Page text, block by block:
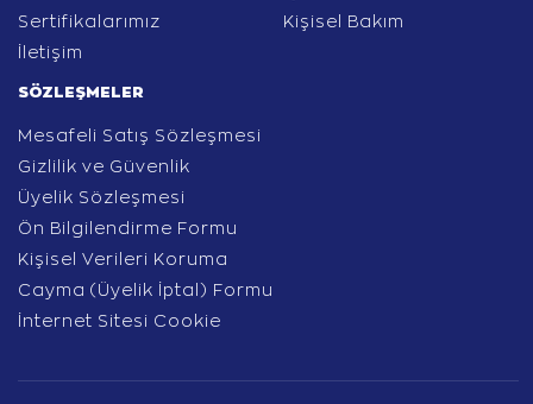
Sertifikalarımız
İletişim
Kişisel Bakım
SÖZLEŞMELER
Mesafeli Satış Sözleşmesi
Gizlilik ve Güvenlik
Üyelik Sözleşmesi
Ön Bilgilendirme Formu
Kişisel Verileri Koruma
Cayma (Üyelik İptal) Formu
İnternet Sitesi Cookie